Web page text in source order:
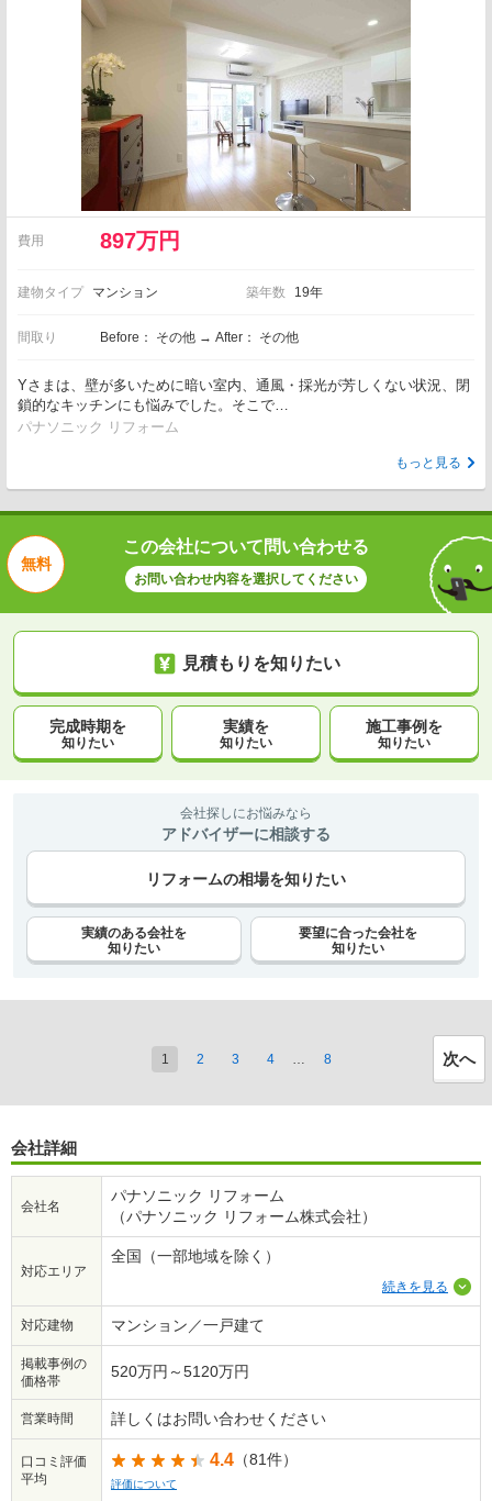
費用 897万円
建物タイプ マンション 築年数 19年
間取り Before： その他 → After： その他
Yさまは、壁が多いために暗い室内、通風・採光が芳しくない状況、閉
鎖的なキッチンにも悩みでした。そこで…
パナソニック リフォーム
もっと見る
無料
この会社について問い合わせる
お問い合わせ内容を選択してください
見積もりを知りたい
完成時期を
知りたい
実績を
知りたい
施工事例を
知りたい
会社探しにお悩みなら
アドバイザーに相談する
リフォームの相場を知りたい
実績のある会社を
知りたい
要望に合った会社を
知りたい
1 2 3 4 8 次へ
会社詳細
会社名
パナソニック リフォーム
（パナソニック リフォーム株式会社）
対応エリア
全国（一部地域を除く）
続きを見る
対応建物 マンション／一戸建て
掲載事例の
価格帯
520万円～5120万円
営業時間 詳しくはお問い合わせください
口コミ評価
平均
4.4 （81件）
評価について